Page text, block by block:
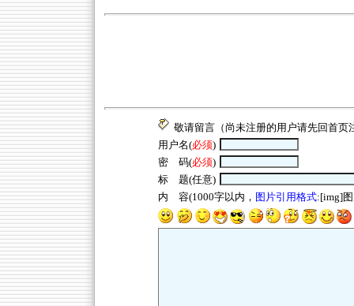
敬请留言（尚未注册的用户请先回首页
用户名(必须)
密 码(必须)
标 题(任意)
内 容(1000字以内， 图片引用格式:[img]